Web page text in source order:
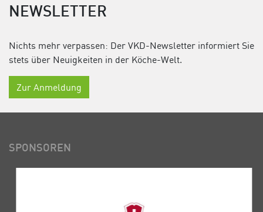
NEWSLETTER
Nichts mehr verpassen: Der VKD-Newsletter informiert Sie
stets über Neuigkeiten in der Köche-Welt.
Zur Anmeldung
SPONSOREN